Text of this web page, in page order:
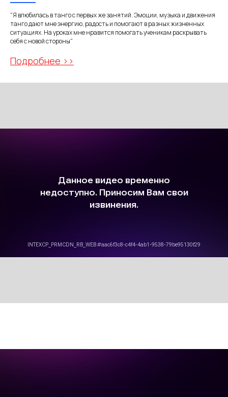
"Я влюбилась в танго с первых же занятий. Эмоции, музыка и движения
танго дают мне энергию, радость и помогают в разных жизненных
ситуациях. На уроках мне нравится помогать ученикам раскрывать
себя с новой стороны"
Подробнее >>